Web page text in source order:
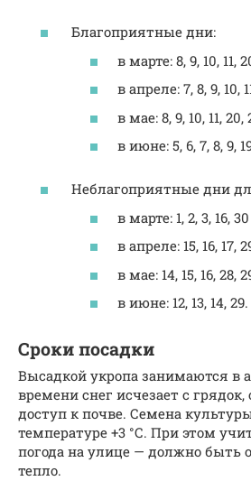
Благоприятные дни:
в марте: 8, 9, 10, 11,
в апреле: 7, 8, 9, 10,
в мае: 8, 9, 10, 11, 20,
в июне: 5, 6, 7, 8, 9,
Неблагоприятные дни
в марте: 1, 2, 3, 16,
в апреле: 15, 16, 17,
в мае: 14, 15, 16, 28,
в июне: 12, 13, 14, 29.
Сроки посадки
Высадкой укропа занимаются в
времени снег исчезает с
доступ к почве. Семена
температуре +3 °С. При этом
погода на улице — должно быть
тепло.